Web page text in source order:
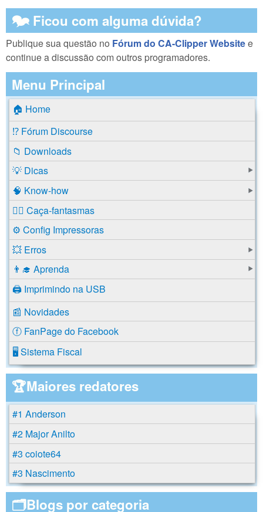
🗫 Ficou com alguma dúvida?
Publique sua questão no Fórum do CA-Clipper Websitee
continue a discussão com outros programadores.
Menu Principal
🏠 Home
⁉️ Fórum Discourse
📁 Downloads
💡 Dicas
🧠 Know-how
🕵️‍♂️ Caça-fantasmas
⚙️ Config Impressoras
💥 Erros
👨‍🎓 Aprenda
🖨️ Imprimindo na USB
📰 Novidades
ⓕ FanPage do Facebook
🖥️ Sistema Fiscal
🏆Maiores redatores
#1 Anderson
#2 Major Anilto
#3 coiote64
#3 Nascimento
🗂️Blogs por categoria